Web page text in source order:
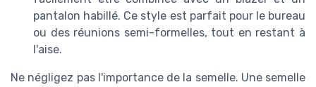
pantalon habillé. Ce style est parfait pour le bureau
ou des réunions semi-formelles, tout en restant à
l'aise.
Ne négligez pas l'importance de la semelle. Une semelle